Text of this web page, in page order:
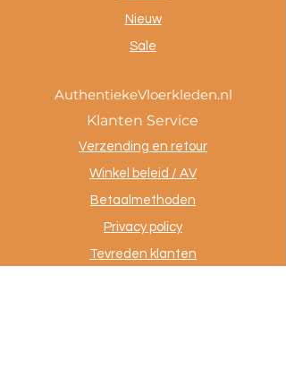
Nieuw
Sale
AuthentiekeVloerkleden.nl
Klanten Service
Verzending en retour
Winkel beleid / AV
Betaalmethoden
Privacy policy
Tevreden klanten